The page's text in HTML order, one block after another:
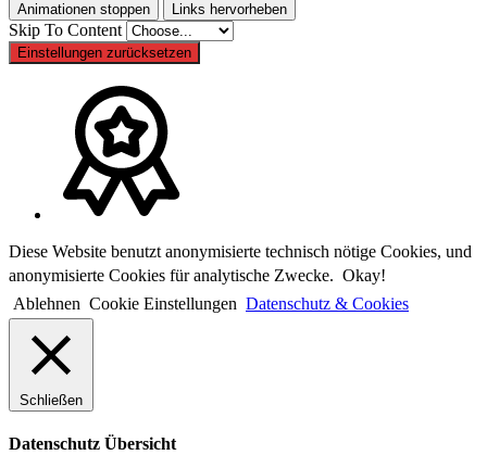
Animationen stoppen Links hervorheben
Skip To Content
Einstellungen zurücksetzen
Diese Website benutzt anonymisierte technisch nötige Cookies, und
anonymisierte Cookies für analytische Zwecke. Okay!
Ablehnen Cookie Einstellungen Datenschutz & Cookies
Schließen
Datenschutz Übersicht